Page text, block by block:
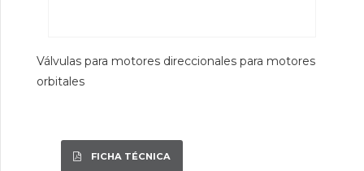
Válvulas para motores direccionales para motores
orbitales
FICHA TÉCNICA